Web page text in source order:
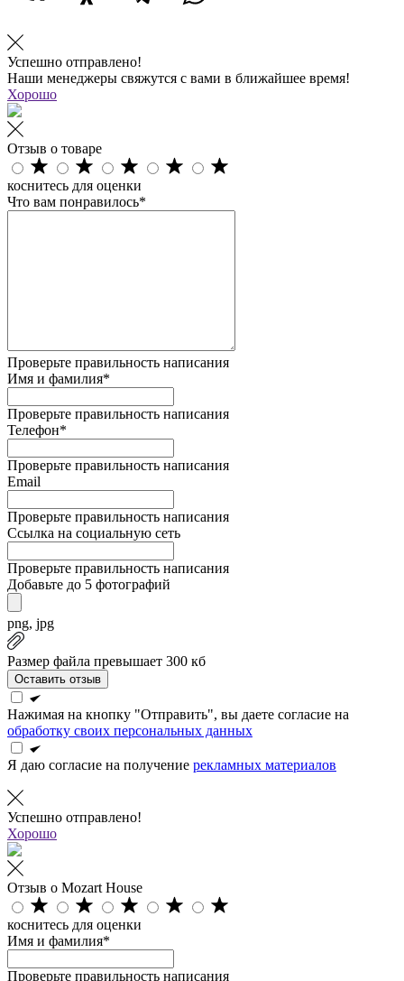
Успешно отправлено!
Наши менеджеры свяжутся с вами в ближайшее время!
Хорошо
Отзыв о товаре
коснитесь для оценки
Что вам понравилось*
Проверьте правильность написания
Имя и фамилия*
Проверьте правильность написания
Телефон*
Проверьте правильность написания
Email
Проверьте правильность написания
Ссылка на социальную сеть
Проверьте правильность написания
Добавьте до 5 фотографий
png, jpg
Размер файла превышает 300 кб
Оставить отзыв
Нажимая на кнопку "Отправить", вы даете согласие на
обработку своих персональных данных
Я даю согласие на получение рекламных материалов
Успешно отправлено!
Хорошо
Отзыв о Mozart House
коснитесь для оценки
Имя и фамилия*
Проверьте правильность написания